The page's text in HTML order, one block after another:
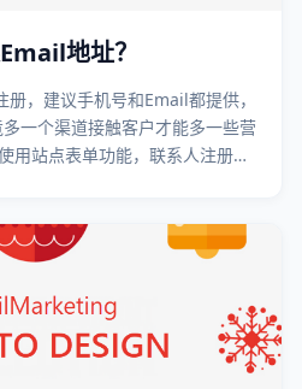
地址？
，建议手机号和Email都提供，
一个渠道接触客户才能多一些营